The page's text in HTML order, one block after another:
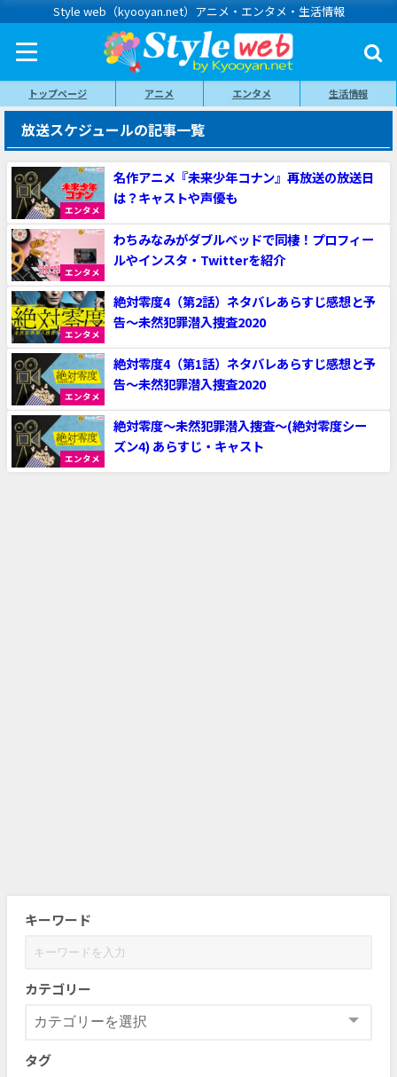
Style web（kyooyan.net）アニメ・エンタメ・生活情報
トップページ アニメ エンタメ 生活情報
放送スケジュールの記事一覧
エンタメ
名作アニメ『未来少年コナン』再放送の放送日
は？キャストや声優も
エンタメ
わちみなみがダブルベッドで同棲！プロフィー
ルやインスタ・Twitterを紹介
エンタメ
絶対零度4（第2話）ネタバレあらすじ感想と予
告～未然犯罪潜入捜査2020
エンタメ
絶対零度4（第1話）ネタバレあらすじ感想と予
告～未然犯罪潜入捜査2020
エンタメ
絶対零度～未然犯罪潜入捜査～(絶対零度シー
ズン4) あらすじ・キャスト
キーワード
カテゴリー
タグ